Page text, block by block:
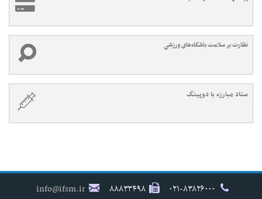
نظارت بر سلامت باشگاه‌های ورزشی
ستاد مبارزه با دوپینگ
۸۸۸۳۳۴۹۸ info@ifsm.ir